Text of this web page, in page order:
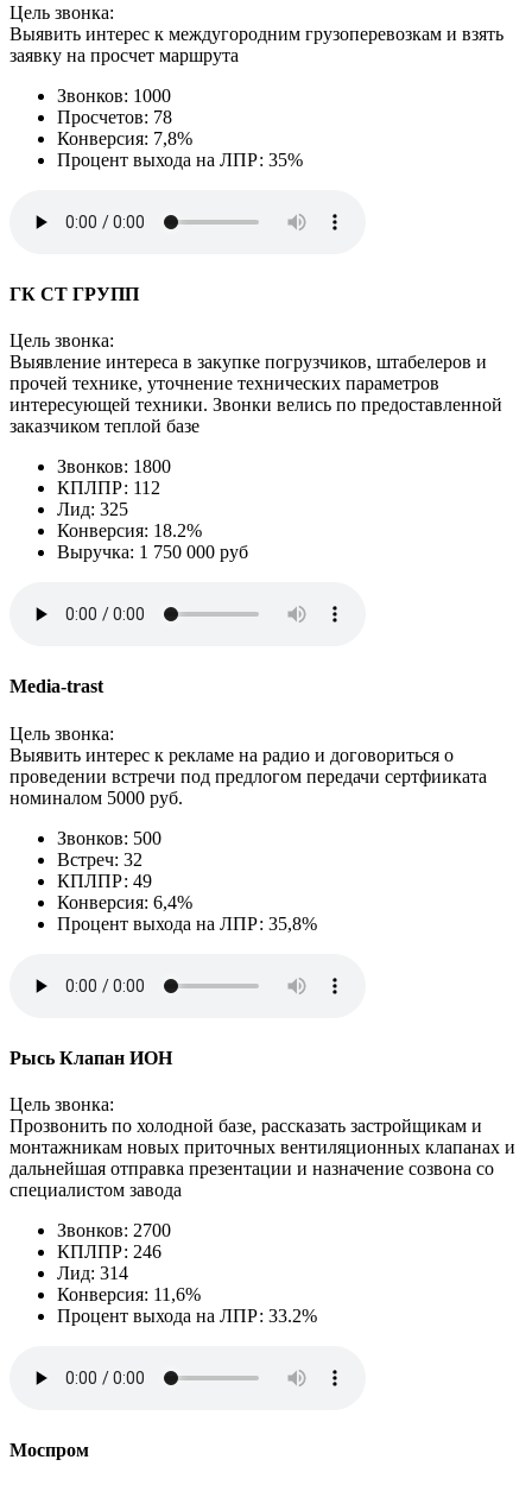
Цель звонка:
Выявить интерес к междугородним грузоперевозкам и взять
заявку на просчет маршрута
Звонков: 1000
Просчетов: 78
Конверсия: 7,8%
Процент выхода на ЛПР: 35%
ГК СТ ГРУПП
Цель звонка:
Выявление интереса в закупке погрузчиков, штабелеров и
прочей технике, уточнение технических параметров
интересующей техники. Звонки велись по предоставленной
заказчиком теплой базе
Звонков: 1800
КПЛПР: 112
Лид: 325
Конверсия: 18.2%
Выручка: 1 750 000 руб
Media-trast
Цель звонка:
Выявить интерес к рекламе на радио и договориться о
проведении встречи под предлогом передачи сертфииката
номиналом 5000 руб.
Звонков: 500
Встреч: 32
КПЛПР: 49
Конверсия: 6,4%
Процент выхода на ЛПР: 35,8%
Рысь Клапан ИОН
Цель звонка:
Прозвонить по холодной базе, рассказать застройщикам и
монтажникам новых приточных вентиляционных клапанах и
дальнейшая отправка презентации и назначение созвона со
специалистом завода
Звонков: 2700
КПЛПР: 246
Лид: 314
Конверсия: 11,6%
Процент выхода на ЛПР: 33.2%
Моспром